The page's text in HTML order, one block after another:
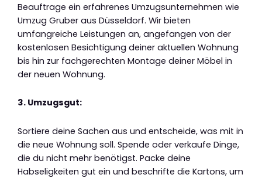
Beauftrage ein erfahrenes Umzugsunternehmen wie
Umzug Gruber aus Düsseldorf. Wir bieten
umfangreiche Leistungen an, angefangen von der
kostenlosen Besichtigung deiner aktuellen Wohnung
bis hin zur fachgerechten Montage deiner Möbel in
der neuen Wohnung.
3. Umzugsgut:
Sortiere deine Sachen aus und entscheide, was mit in
die neue Wohnung soll. Spende oder verkaufe Dinge,
die du nicht mehr benötigst. Packe deine
Habseligkeiten gut ein und beschrifte die Kartons, um